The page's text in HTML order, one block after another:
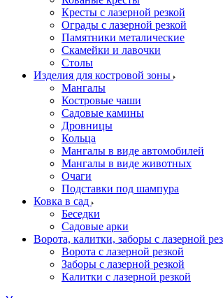
Кресты с лазерной резкой
Ограды с лазерной резкой
Памятники металические
Скамейки и лавочки
Столы
Изделия для костровой зоны
Мангалы
Костровые чаши
Садовые камины
Дровницы
Кольца
Мангалы в виде автомобилей
Мангалы в виде животных
Очаги
Подставки под шампура
Ковка в сад
Беседки
Садовые арки
Ворота, калитки, заборы с лазерной
Ворота с лазерной резкой
Заборы с лазерной резкой
Калитки с лазерной резкой